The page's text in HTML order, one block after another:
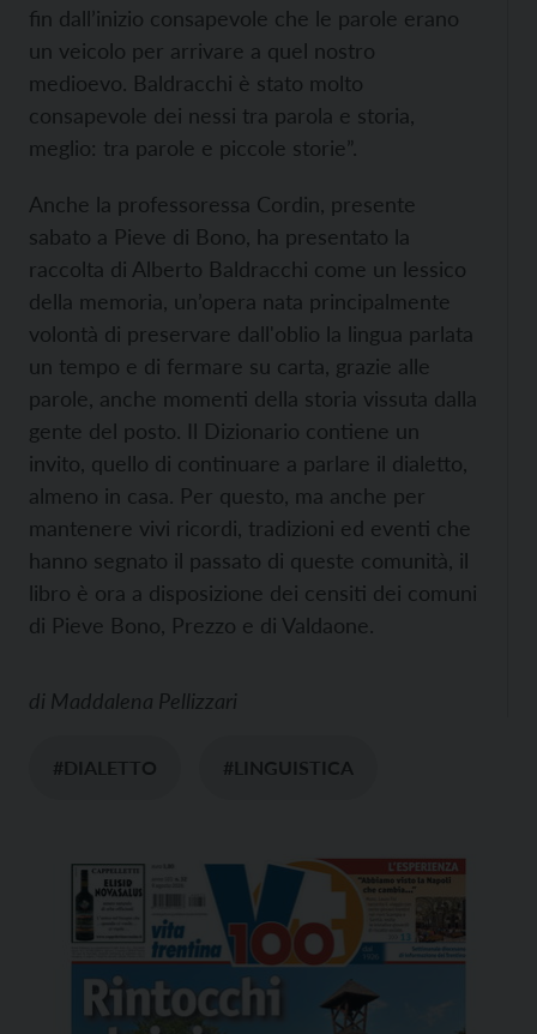
fin dall’inizio consapevole che le parole erano
un veicolo per arrivare a quel nostro
medioevo. Baldracchi è stato molto
consapevole dei nessi tra parola e storia,
meglio: tra parole e piccole storie”.
Anche la professoressa Cordin, presente
sabato a Pieve di Bono, ha presentato la
raccolta di Alberto Baldracchi come un lessico
della memoria, un’opera nata principalmente
volontà di preservare dall'oblio la lingua parlata
un tempo e di fermare su carta, grazie alle
parole, anche momenti della storia vissuta dalla
gente del posto. Il Dizionario contiene un
invito, quello di continuare a parlare il dialetto,
almeno in casa. Per questo, ma anche per
mantenere vivi ricordi, tradizioni ed eventi che
hanno segnato il passato di queste comunità, il
libro è ora a disposizione dei censiti dei comuni
di Pieve Bono, Prezzo e di Valdaone.
di Maddalena Pellizzari
#DIALETTO #LINGUISTICA